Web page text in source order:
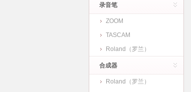
录音笔
ZOOM
TASCAM
Roland（罗兰）
合成器
Roland（罗兰）